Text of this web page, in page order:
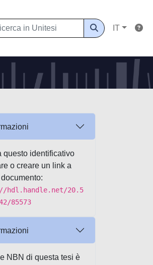
IT
questo identificativo
o creare un link a
hdl.handle.net/20.5
85573
NBN di questa tesi è